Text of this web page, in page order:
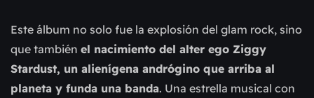
Este álbum no solo fue la explosión del glam rock, sino
que también el nacimiento del alter ego Ziggy
Stardust, un alienígena andrógino que arriba al
planeta y funda una banda. Una estrella musical con